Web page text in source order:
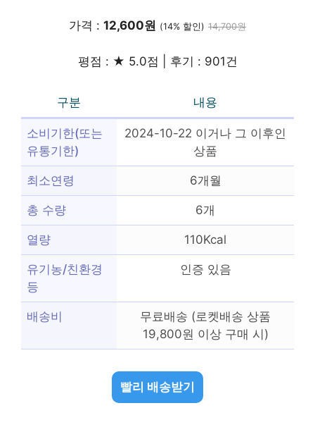
가격 : 12,600원 (14% 할인) 14,700원
평점 : ★ 5.0점 | 후기 : 901건
구분 내용
소비기한(또는
유통기한)
2024-10-22 이거나 그 이후인
상품
최소연령 6개월
총 수량 6개
열량 110Kcal
유기농/친환경
등
인증 있음
배송비
무료배송 (로켓배송 상품
19,800원 이상 구매 시)
빨리 배송받기